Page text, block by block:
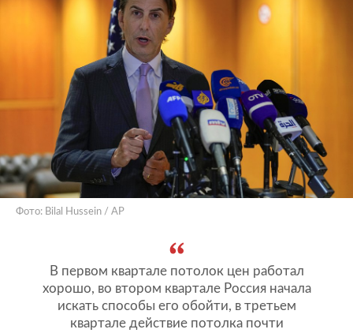
Фото: Bilal Hussein / AP
В первом квартале потолок цен работал
хорошо, во втором квартале Россия начала
искать способы его обойти, в третьем
квартале действие потолка почти